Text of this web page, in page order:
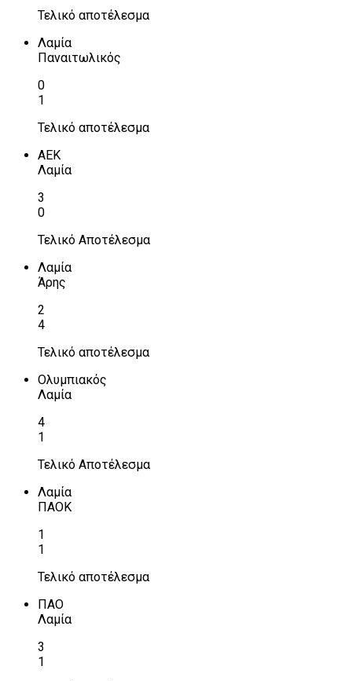
Τελικό αποτέλεσμα
Λαμία
Παναιτωλικός
0
1
Τελικό αποτέλεσμα
ΑΕΚ
Λαμία
3
0
Τελικό Αποτέλεσμα
Λαμία
Άρης
2
4
Τελικό αποτέλεσμα
Ολυμπιακός
Λαμία
4
1
Τελικό Αποτέλεσμα
Λαμία
ΠΑΟΚ
1
1
Τελικό αποτέλεσμα
ΠΑΟ
Λαμία
3
1